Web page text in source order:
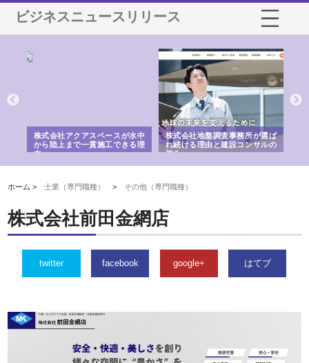
ビジネスニュースリリース
株式会社アクアスペースが水中
から陸上まで一貫施工できる理
由
株式会社地盤調査事務所が選ば
れ続ける理由と建設コンサルの
強み
ホーム >士業（専門職種） > その他（専門職種）
株式会社前田金網店
twitter facebook google+ はてブ